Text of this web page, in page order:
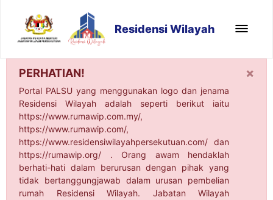
Residensi Wilayah
PERHATIAN!
Portal PALSU yang menggunakan logo dan jenama
Residensi Wilayah adalah seperti berikut iaitu
https://www.rumawip.com.my/,
https://www.rumawip.com/,
https://www.residensiwilayahpersekutuan.com/ dan
https://rumawip.org/ . Orang awam hendaklah
berhati-hati dalam berurusan dengan pihak yang
tidak bertanggungjawab dalam urusan pembelian
rumah Residensi Wilayah. Jabatan Wilayah
×